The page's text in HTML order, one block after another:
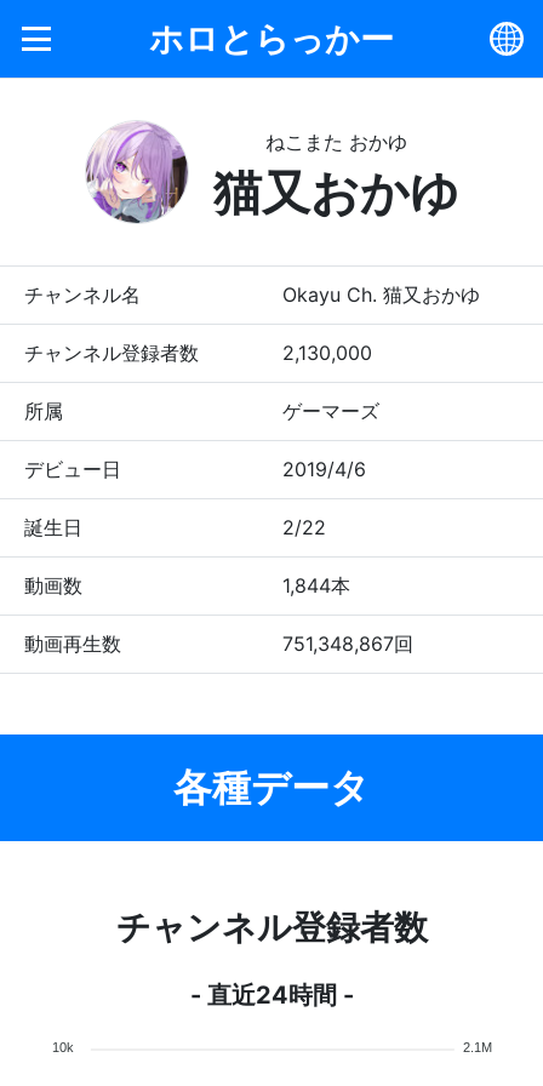
ホロとらっかー
ねこまた おかゆ
猫又おかゆ
チャンネル名 Okayu Ch. 猫又おかゆ
チャンネル登録者数 2,130,000
所属 ゲーマーズ
デビュー日 2019/4/6
誕生日 2/22
動画数 1,844本
動画再生数 751,348,867回
各種データ
チャンネル登録者数
- 直近24時間 -
2.1M
10k